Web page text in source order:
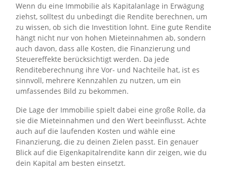
Wenn du eine Immobilie als Kapitalanlage in Erwägung
ziehst, solltest du unbedingt die Rendite berechnen, um
zu wissen, ob sich die Investition lohnt. Eine gute Rendite
hängt nicht nur von hohen Mieteinnahmen ab, sondern
auch davon, dass alle Kosten, die Finanzierung und
Steuereffekte berücksichtigt werden. Da jede
Renditeberechnung ihre Vor- und Nachteile hat, ist es
sinnvoll, mehrere Kennzahlen zu nutzen, um ein
umfassendes Bild zu bekommen.
Die Lage der Immobilie spielt dabei eine große Rolle, da
sie die Mieteinnahmen und den Wert beeinflusst. Achte
auch auf die laufenden Kosten und wähle eine
Finanzierung, die zu deinen Zielen passt. Ein genauer
Blick auf die Eigenkapitalrendite kann dir zeigen, wie du
dein Kapital am besten einsetzt.